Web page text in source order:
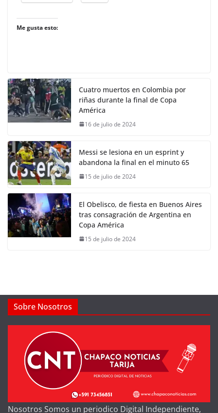
Me gusta esto:
Cuatro muertos en Colombia por
riñas durante la final de Copa
América
16 de julio de 2024
Messi se lesiona en un esprint y
abandona la final en el minuto 65
15 de julio de 2024
El Obelisco, de fiesta en Buenos Aires
tras consagración de Argentina en
Copa América
15 de julio de 2024
Sobre Nosotros
Nosotros Somos un periodico Digital Independiente,